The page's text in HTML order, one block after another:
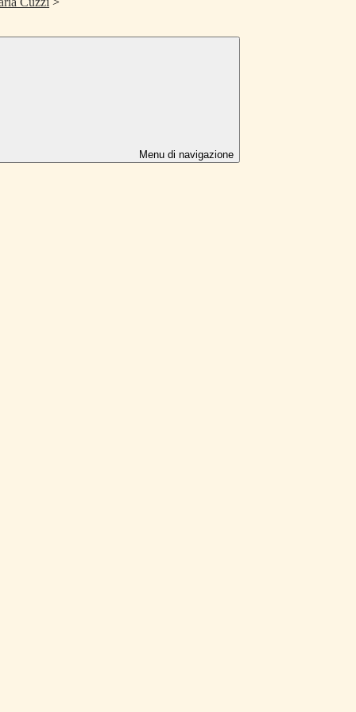
Menu di navigazione